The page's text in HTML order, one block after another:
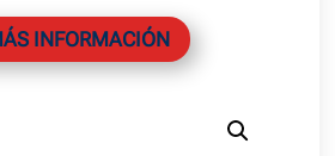
INFORMACIÓN